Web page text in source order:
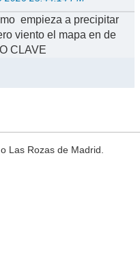
empieza a precipitar
viento el mapa en de
CLAVE
Las Rozas de Madrid.